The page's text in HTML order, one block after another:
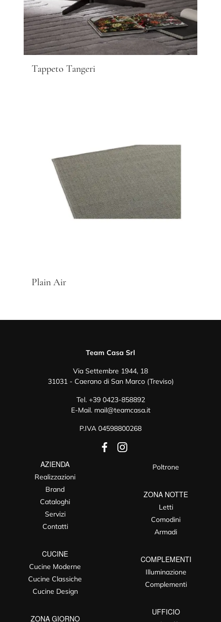
Tappeto Tangeri
Plain Air
Team Casa Srl
Via Settembre 1944, 18
31031 - Caerano di San Marco (Treviso)
Tel. +39 0423-858892
E-Mail. mail@teamcasa.it
P.IVA 04598800268
AZIENDA
Realizzazioni
Brand
Cataloghi
Servizi
Contatti
CUCINE
Cucine Moderne
Cucine Classiche
Cucine Design
ZONA GIORNO
Poltrone
ZONA NOTTE
Letti
Comodini
Armadi
COMPLEMENTI
Illuminazione
Complementi
UFFICIO